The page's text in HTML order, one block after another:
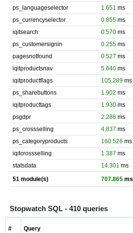
ps_languageselector
1.651 ms
ps_currencyselector
0.855ms
iqitsearch
0.570ms
ps_customersignin
0.255ms
pagesnotfound
0.527 ms
iqitproductsnav
5.640ms
iqitproductflags
105.289ms
ps_sharebuttons
1.902 ms
iqitproducttags
1.930ms
psgdpr
2.286 ms
ps_crossselling
4.837 ms
ps_categoryproducts
160.526 ms
iqitcrossselling
1.387 ms
statsdata
14.301 ms
51 module(s)
707.865ms
Stopwatch SQL - 410 queries
# Query